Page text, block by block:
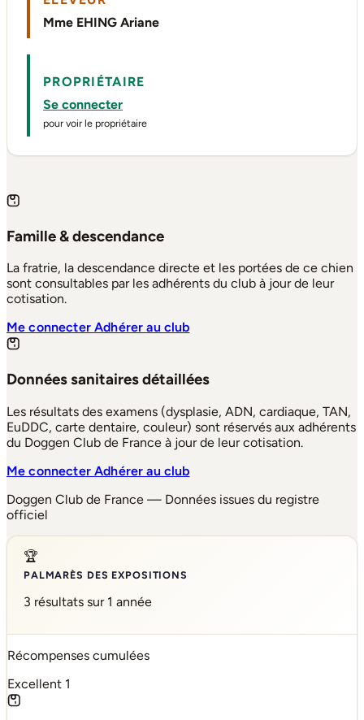
Mme EHING Ariane
PROPRIÉTAIRE
Se connecter
pour voir le propriétaire
Famille & descendance
La fratrie, la descendance directe et les portées de ce chien
sont consultables par les adhérents du club à jour de leur
cotisation.
Me connecterAdhérer au club
Données sanitaires détaillées
Les résultats des examens (dysplasie, ADN, cardiaque, TAN,
EuDDC, carte dentaire, couleur) sont réservés aux adhérents
du Doggen Club de France à jour de leur cotisation.
Me connecterAdhérer au club
Doggen Club de France — Données issues du registre
officiel
🏆
PALMARÈS DES EXPOSITIONS
3 résultats sur 1 année
Récompenses cumulées
Excellent 1